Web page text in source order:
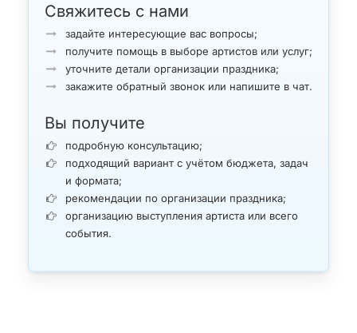
Свяжитесь с нами
задайте интересующие вас вопросы;
получите помощь в выборе артистов или услуг;
уточните детали организации праздника;
закажите обратный звонок или напишите в чат.
Вы получите
подробную консультацию;
подходящий вариант с учётом бюджета, задач
и формата;
рекомендации по организации праздника;
организацию выступления артиста или всего
события.